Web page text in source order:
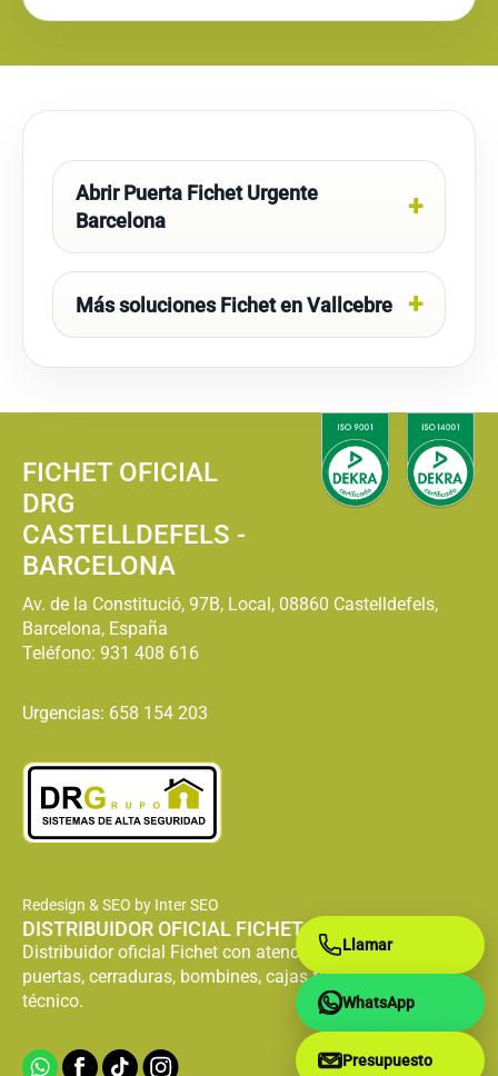
Abrir Puerta Fichet Urgente
Barcelona
Más soluciones Fichet en Vallcebre
FICHET OFICIAL
DRG
CASTELLDEFELS -
BARCELONA
Av. de la Constitució, 97B, Local, 08860 Castelldefels,
Barcelona, España
Teléfono: 931 408 616
Urgencias: 658 154 203
Redesign & SEO by Inter SEO
DISTRIBUIDOR OFICIAL FICHET
Distribuidor oficial Fichet con atención especializada en
puertas, cerraduras, bombines, cajas fuertes y servicio
técnico.
Llamar
WhatsApp
Presupuesto